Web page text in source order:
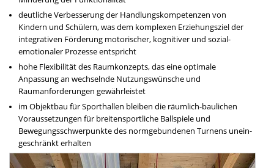
deutliche Verbesserung der Handlungskompe­tenzen von
Kindern und Schülern, was dem komplexen Erziehungsziel der
integrativen Förderung motorischer, kognitiver und sozial-
emotionaler Prozesse entspricht
hohe Flexibilität des Raumkonzepts, das eine optimale
Anpassung an wechselnde Nutzungs­wünsche und
Raumanforderungen gewähr­leistet
im Objektbau für Sporthallen bleiben die räumlich-baulichen
Voraussetzungen für brei­tensportliche Ballspiele und
Bewegungsschwer­punkte des normgebundenen Turnens unein­
geschränkt erhalten